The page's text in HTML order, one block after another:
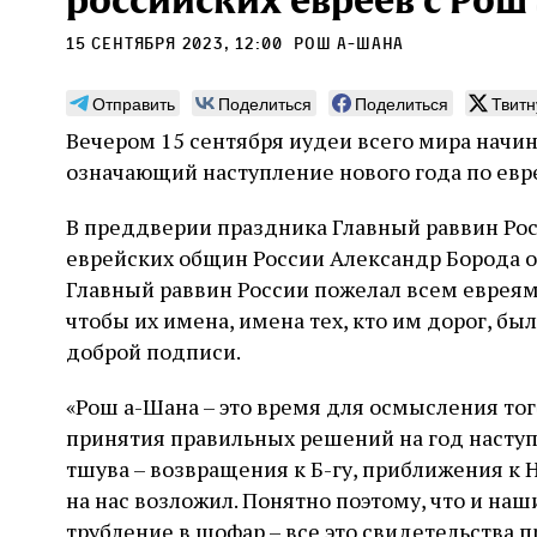
15 сентября 2023, 12:00 Рош а-Шана
Отправить Поделиться Поделиться
Вечером 15 сентября иудеи всего мира
означающий наступление нового года по
В преддверии праздника Главный раввин
еврейских общин России Александр Борода
Главный раввин России пожелал всем
чтобы их имена, имена тех, кто им дорог,
доброй подписи.
«Рош а-Шана – это время для осмысления
принятия правильных решений на год
тшува – возвращения к Б-гу, приближения
на нас возложил. Понятно поэтому, что и
Монтажник фирмы «Топф
и сыновья»
По мере того как росло количество
концентрационных лагерей и узников
становилось все больше, без кремационных
печей Прюфера было не обойтись. Cжигая
тела прямо в лагере, нацисты не только
оставались верны своему архаичному культу
смерти, но и скрывали от населения соседних
день в этих жутких местах
2 августа Неразрезанные страницы